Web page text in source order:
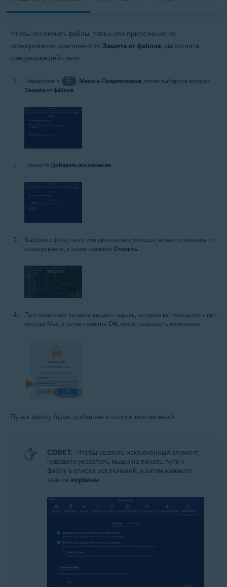
Чтобы исключить файлы, папки или приложения из
сканирования компонентом Защита от файлов, выполните
следующие действия:
Перейдите в ☰ Меню▸ Предпочтения, затем выберите вкладку
Защита от файлов.
Нажмите Добавить исключения
Выберите файл, папку или приложение, которое нужно исключить из
сканирования, а затем нажмите Открыть.
При появлении запроса введите пароль, который вы используете при
запуске Mac, а затем нажмите OK, чтобы разрешить изменение.
Путь к файлу будет добавлен в список исключений.
СОВЕТ: Чтобы удалить исключенный элемент,
наведите указатель мыши на панель пути к
файлу в списке исключений, а затем нажмите
значок корзины.